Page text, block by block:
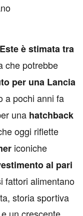
è stimata tra
che potrebbe
per una Lancia
a pochi anni fa
una hatchback
oggi riflette
iconiche
al pari
fattori alimentano
storia sportiva